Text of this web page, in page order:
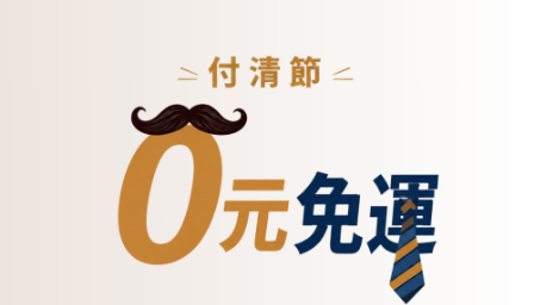
熱銷皮件特價中
精選商品 | 限時特價
指定商品 76折起
2024/10/25 - 2024/11/27